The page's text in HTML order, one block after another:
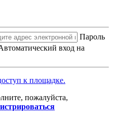
Пароль
вход на
к площадке.
пожалуйста,